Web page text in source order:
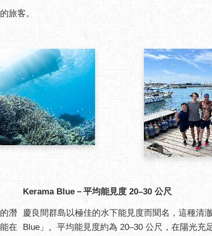
旅客。
潛
在
Kerama Blue－平均能見度 20–30 公尺
慶良間群島以極佳的水下能見度而聞名，這種清
Blue」。平均能見度約為 20–30 公尺，在陽光充